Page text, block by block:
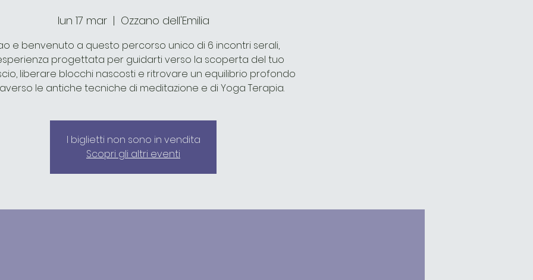
lun 17 mar
  |
Ozzano dell'Emilia
e benvenuto a questo percorso unico di 6 incontri serali,
progettata per guidarti verso la scoperta del tuo
liberare blocchi nascosti e ritrovare un equilibrio profondo
le antiche tecniche di meditazione e di Yoga Terapia.
I biglietti non sono in vendita
Scopri gli altri eventi